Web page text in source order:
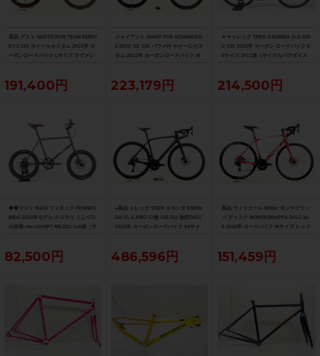
美品 グスト GUSTO RCR TEAN DURO
EVO 105 ホイールカスタム 2021年 カ
ーボンロードバイク Lサイズ ラヴァレ
191,400円
ジャイアント GIANT TCR ADVANCED
2 DISC SE 105 パワメ付 ホイールカス
タム 2021年 カーボンロードバイク M
223,179円
▼▼トレック TREK EMONDA SL5 DIS
C 105 2023年 カーボン ロードバイク 5
0サイズ 2×11速（サイクルパラダイス
214,500円
◆◆マジィ MASI フェネック FENNEC
MEN 2023年モデル クロモリ ミニベロ
小径車 microSHIFT MEZZU 1x8速（サ
82,500円
●美品 トレック TREK エモンダ EMON
DA SL 6 PRO 12速 105 Di2 油圧DISC
2023年 カーボンロードバイク 54サイ
486,596円
美品 ウィリエール Wilier モンテグラッ
パ ディスク MONTEGRAPPA DISC 10
5 2020年 ロードバイク Mサイズ レッド
151,459円